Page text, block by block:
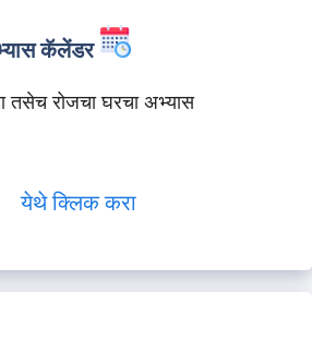
कॅलेंडर
तसेच रोजचा घरचा अभ्यास
येथे क्लिक करा